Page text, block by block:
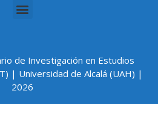
de Investigación en Estudios
| Universidad de Alcalá (UAH) |
2026